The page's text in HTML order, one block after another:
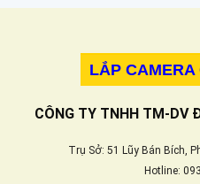
LẮP CAMERA
CÔNG TY TNHH TM-DV
Trụ Sở: 51 Lũy Bán Bích,
Hotline: